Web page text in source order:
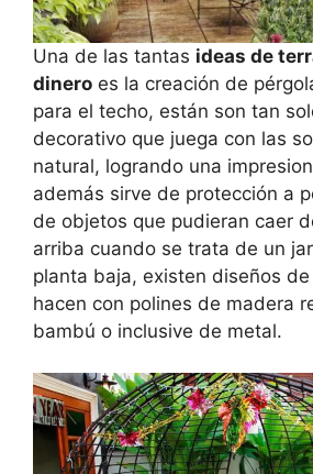
Una de las tantas ideas de
dinero es la creación de
para el techo, están son tan
decorativo que juega con las
natural, logrando una
además sirve de protección a
de objetos que pudieran caer
arriba cuando se trata de un
planta baja, existen diseños
hacen con polines de madera
bambú o inclusive de metal.